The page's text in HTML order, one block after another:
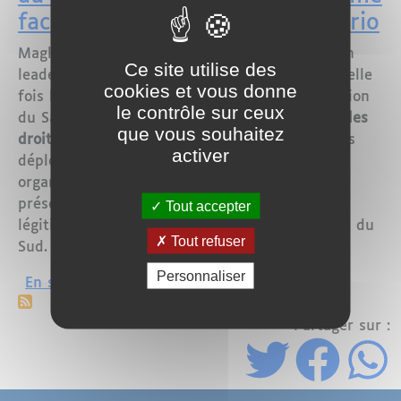
face aux manœuvres du Polisario
Maglor - Le Royaume du Maroc a réaffirmé son
leadership diplomatique en contrant une nouvelle
fois les tentatives répétées d'intégrer la question
du Sahara au sein des discussions du
Conseil des
droits de l'homme de l'ONU. Malgré les efforts
déployés par certaines associations et
organisations pro-séparatistes, le Maroc a su
préserver l'intégrité de son territoire et la
légitimité de sa souveraineté sur ses provinces du
Sud.
En savoir plus sur Le Maroc consolide sa position
Partager sur :
Ce site utilise des
cookies et vous donne
le contrôle sur ceux
que vous souhaitez
activer
Tout accepter
Tout refuser
Personnaliser